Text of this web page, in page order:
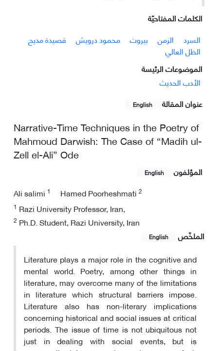
الکلمات المفتاحيّة
السرد
الزمن بيروت محمود درويش
قصيدة مديح
الظل العالي
الموضوعات الرئيسة
الأدب الحدیث
عنوان المقالة
English
Narrative-Time Techniques in the Poetry of
Mahmoud Darwish: The Case of “Madih ul-
Zell el-Ali” Ode
المؤلفون English
Ali salimi 1 Hamed Poorheshmati 2
1 Razi University Professor, Iran,
2 Ph.D. Student, Razi University, Iran
الملخّص
English
Literature plays a major role in the cognitive and
mental world. Poetry, among other things in
literature, may overcome many of the limitations
in literature which structural barriers impose.
Literature also has non-literary implications
concerning historical and social issues at critical
periods. The issue of time is not ubiquitous not
just in dealing with social events, but is